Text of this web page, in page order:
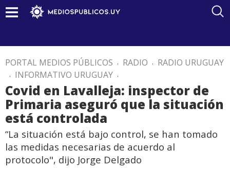
PORTAL MEDIOS PÚBLICOS . RADIO . RADIO URUGUAY
. INFORMATIVO URUGUAY .
Covid en Lavalleja: inspector de
Primaria aseguró que la situación
está controlada
“La situación está bajo control, se han tomado
las medidas necesarias de acuerdo al
protocolo", dijo Jorge Delgado